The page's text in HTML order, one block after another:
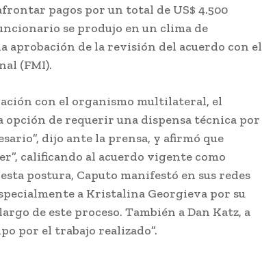
pagos por un total de US$ 4.500
se produjo en un clima de
aprobación de la revisión del acuerdo con el
(FMI).
con el organismo multilateral, el
de requerir una dispensa técnica por
dijo ante la prensa, y afirmó que
calificando al acuerdo vigente como
postura, Caputo manifestó en sus redes
a Kristalina Georgieva por su
de este proceso. También a Dan Katz, a
por el trabajo realizado”.